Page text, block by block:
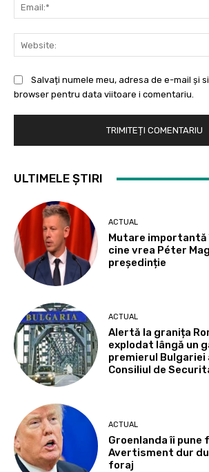
Salvați numele meu, adresa de e-mail și
browser pentru data viitoare i comentariu.
ULTIMELE ȘTIRI
ACTUAL
Mutare importantă
cine vrea Péter
președinție
ACTUAL
Alertă la granița
explodat lângă un
premierul Bulgariei
Consiliul de
ACTUAL
Groenlanda îi pune
Avertisment dur
foraj